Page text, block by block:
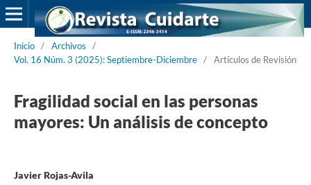
Inicio / Archivos
/
Vol. 16 Núm. 3 (2025): Septiembre-Diciembre / Artículos de Revisión
Fragilidad social en las personas
mayores: Un análisis de concepto
Javier Rojas-Avila